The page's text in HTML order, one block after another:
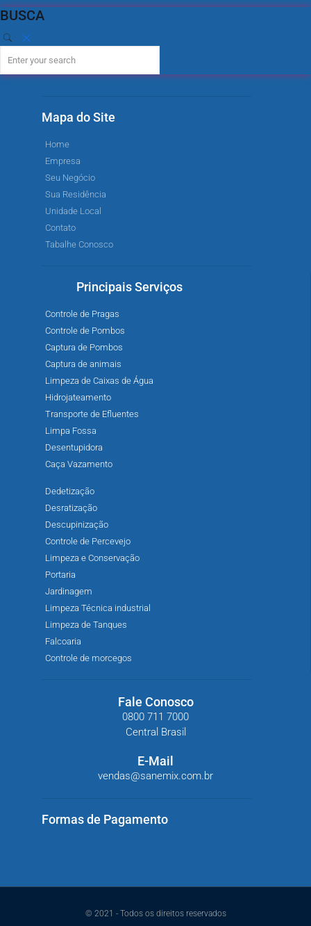
BUSCA
Mapa do Site
Home
Empresa
Seu Negócio
Sua Residência
Unidade Local
Contato
Tabalhe Conosco
Principais Serviços
Controle de Pragas
Controle de Pombos
Captura de Pombos
Captura de animais
Limpeza de Caixas de Água
Hidrojateamento
Transporte de Efluentes
Limpa Fossa
Desentupidora
Caça Vazamento
Dedetização
Desratização
Descupinização
Controle de Percevejo
Limpeza e Conservação
Portaria
Jardinagem
Limpeza Técnica industrial
Limpeza de Tanques
Falcoaria
Controle de morcegos
Fale Conosco
0800 711 7000
Central Brasil
E-Mail
vendas@sanemix.com.br
Formas de Pagamento
© 2021 - Todos os direitos reservados